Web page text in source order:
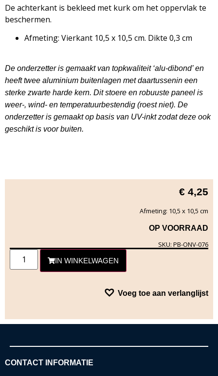
De achterkant is bekleed met kurk om het oppervlak te
beschermen.
Afmeting: Vierkant 10,5 x 10,5 cm. Dikte 0,3 cm
De onderzetter is gemaakt van topkwaliteit ‘alu-dibond’ en
heeft twee aluminium buitenlagen met daartussenin een
sterke zwarte harde kern. Dit stoere en robuuste paneel is
weer-, wind- en temperatuurbestendig (roest niet). De
onderzetter is gemaakt op basis van UV-inkt zodat deze ook
geschikt is voor buiten.
€ 4,25
Afmeting: 10,5 x 10,5 cm
OP VOORRAAD
SKU: PB-ONV-076
IN WINKELWAGEN
Voeg toe aan verlanglijst
CONTACT INFORMATIE